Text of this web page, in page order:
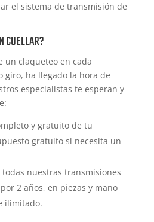
el sistema de transmisión de
CUELLAR?
un claqueteo en cada
giro, ha llegado la hora de
especialistas te esperan y
y gratuito de tu
gratuito si necesita un
nuestras transmisiones
2 años, en piezas y mano
ilimitado.